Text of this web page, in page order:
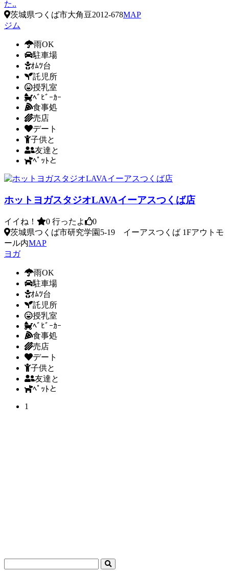
た..
茨城県つくば市大角豆2012-678MAP
ジム
雨OK
駐車場
ｵﾑﾂ台
託児所
授乳室
ﾍﾞﾋﾞｰｶｰ
食事処
売店
デート
子供と
友達と
ﾍﾟｯﾄと
ホットヨガスタジオLAVAイーアスつくば店
イイね！ 0 行ったよ
0
茨城県つくば市研究学園5-19 イーアスつくば 1Fアウトモ
ール内MAP
ヨガ
雨OK
駐車場
ｵﾑﾂ台
託児所
授乳室
ﾍﾞﾋﾞｰｶｰ
食事処
売店
デート
子供と
友達と
ﾍﾟｯﾄと
1